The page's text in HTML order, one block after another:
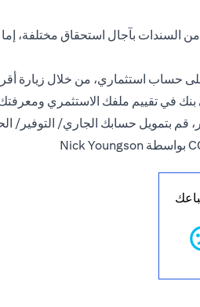
السندات بآجال استحقاق مختلفة،
حساب استثماري، من خلال زيارة
في تقييم ملفك الاستثمري
قم بتمويل حسابك الجاري/ التوفير/